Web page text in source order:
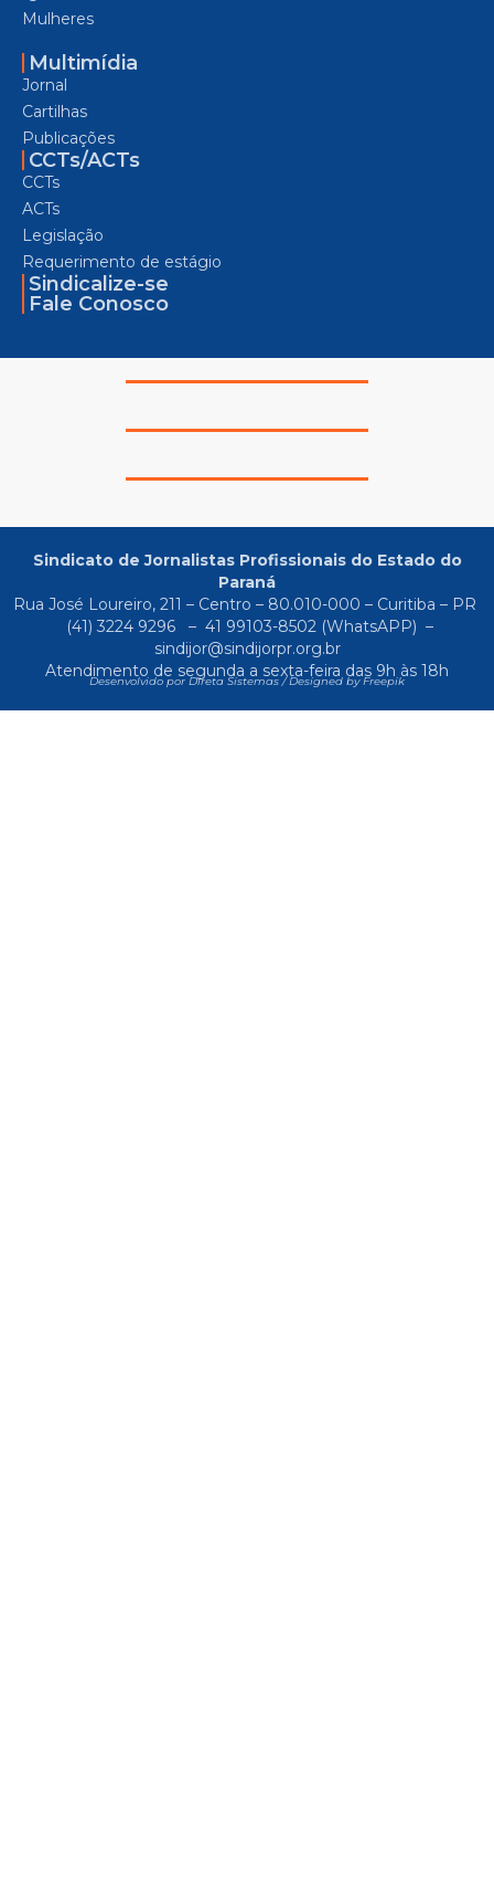
Mulheres
Multimídia
Jornal
Cartilhas
Publicações
CCTs/ACTs
CCTs
ACTs
Legislação
Requerimento de estágio
Sindicalize-se
Fale Conosco
Sindicato de Jornalistas Profissionais do Estado do
Paraná
Rua José Loureiro, 211 – Centro – 80.010-000 – Curitiba – PR
(41) 3224 9296
– 41 99103-8502(WhatsAPP) –
sindijor@sindijorpr.org.br
Atendimento de segunda a sexta-feira das 9h às 18h
Desenvolvido por Direta Sistemas /Designed by Freepik